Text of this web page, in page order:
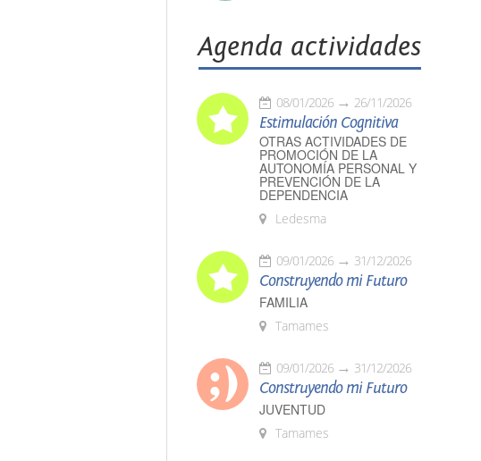
Agenda actividades
08/01/2026 26/11/2026
Estimulación Cognitiva
OTRAS ACTIVIDADES DE
PROMOCIÓN DE LA
AUTONOMÍA PERSONAL Y
PREVENCIÓN DE LA
DEPENDENCIA
Ledesma
09/01/2026 31/12/2026
Construyendo mi Futuro
FAMILIA
Tamames
09/01/2026 31/12/2026
Construyendo mi Futuro
JUVENTUD
Tamames